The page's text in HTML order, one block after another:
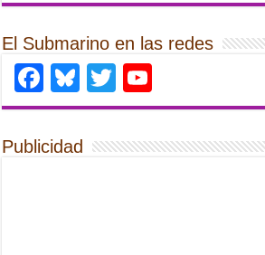
El Submarino en las redes
Facebook
Bluesky
Twitter
Publicidad